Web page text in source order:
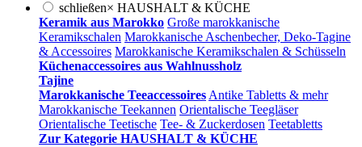
schließen× HAUSHALT & KÜCHE
Keramik aus Marokko Große marokkanische
Keramikschalen Marokkanische Aschenbecher, Deko-Tagine
& Accessoires Marokkanische Keramikschalen & Schüsseln
Küchenaccessoires aus Wahlnussholz
Tajine
Marokkanische Teeaccessoires Antike Tabletts & mehr
Marokkanische Teekannen Orientalische Teegläser
Orientalische Teetische Tee- & Zuckerdosen Teetabletts
Zur Kategorie HAUSHALT & KÜCHE